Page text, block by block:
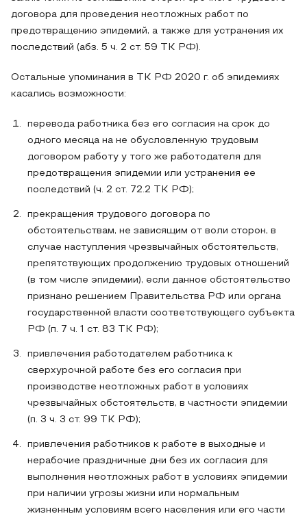
договора для проведения неотложных работ по
предотвращению эпидемий, а также для устранения их
последствий (абз. 5 ч. 2 ст. 59 ТК РФ).
Остальные упоминания в ТК РФ 2020 г. об эпидемиях
касались возможности:
перевода работника без его согласия на срок до
одного месяца на не обусловленную трудовым
договором работу у того же работодателя для
предотвращения эпидемии или устранения ее
последствий (ч. 2 ст. 72.2 ТК РФ);
прекращения трудового договора по
обстоятельствам, не зависящим от воли сторон, в
случае наступления чрезвычайных обстоятельств,
препятствующих продолжению трудовых отношений
(в том числе эпидемии), если данное обстоятельство
признано решением Правительства РФ или органа
государственной власти соответствующего субъекта
РФ (п. 7 ч. 1 ст. 83 ТК РФ);
привлечения работодателем работника к
сверхурочной работе без его согласия при
производстве неотложных работ в условиях
чрезвычайных обстоятельств, в частности эпидемии
(п. 3 ч. 3 ст. 99 ТК РФ);
привлечения работников к работе в выходные и
нерабочие праздничные дни без их согласия для
выполнения неотложных работ в условиях эпидемии
при наличии угрозы жизни или нормальным
жизненным условиям всего населения или его части